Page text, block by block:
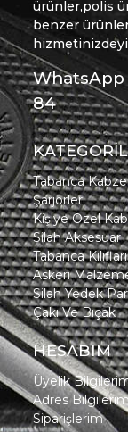
ürünler,polis
benzer
WhatsApp
84
Tabanca
Şarjörler
Kişiye Özel
Silah Aksesuar
Tabanca Kılıfları
Askeri
Silah Yedek
Çakı Ve Bıçak
HESABIM
Üyelik
Adres
Siparişlerim